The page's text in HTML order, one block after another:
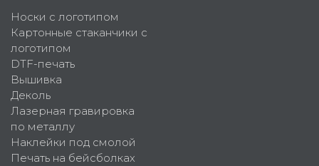
Носки с логотипом
Картонные стаканчики с
логотипом
DTF-печать
Вышивка
Деколь
Лазерная гравировка
по металлу
Наклейки под смолой
Печать на бейсболках